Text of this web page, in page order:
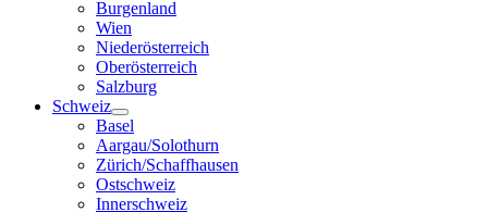
Burgenland
Wien
Niederösterreich
Oberösterreich
Salzburg
Schweiz
Basel
Aargau/Solothurn
Zürich/Schaffhausen
Ostschweiz
Innerschweiz